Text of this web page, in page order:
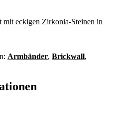
eckigen Zirkonia-Steinen in
Armbänder, Brickwall,